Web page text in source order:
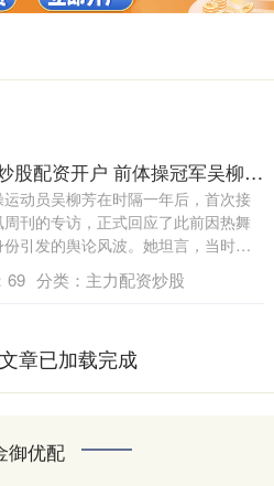
在线炒股配资开户 前体操冠军吴柳芳回应做擦边舞网红：母患病欠债曾想过去夜场跳舞
动员吴柳芳在时隔一年后，首次接
周刊的专访，正式回应了此前因热舞
份引发的舆论风波。她坦言，当时父
69 分类： 主力配资炒股
章已加载完成
御优配